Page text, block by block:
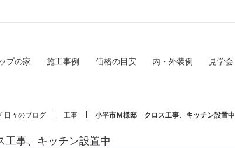
プの家 施工事例 価格の目安 内・外装例 見学会
日々のブログ 工事 小平市Ｍ様邸 クロス工事、キッチン設置中
事、キッチン設置中